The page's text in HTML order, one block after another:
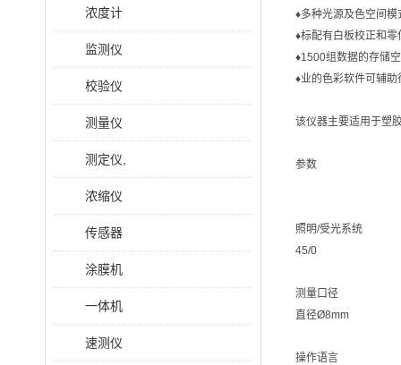
浓度计
监测仪
校验仪
测量仪
测定仪,
浓缩仪
传感器
涂膜机
一体机
速测仪
♦多种光源及色空间
♦标配有白板校正和
♦1500组数据的存储
♦业的色彩软件可辅
该仪器主要适用于塑
参数
照明/受光系统
45/0
测量口径
直径Ø8mm
操作语言